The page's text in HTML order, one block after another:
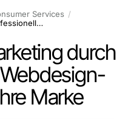
Services
Wirksames Marketing durch professionelle Webdesign-Lösungen für Ihre Marke
durch
Marke